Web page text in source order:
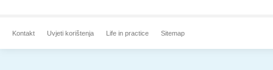
Kontakt Uvjeti korištenja Life in practice Sitemap